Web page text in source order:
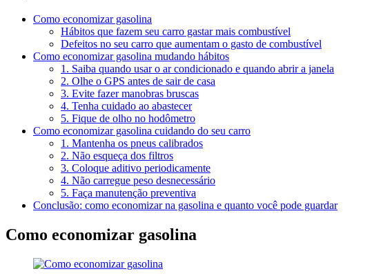
Como economizar gasolina
Hábitos que fazem seu carro gastar mais combustível
Defeitos no seu carro que aumentam o gasto de combustível
Como economizar gasolina mudando hábitos
1. Saiba quando usar o ar condicionado e quando abrir a janela
2. Olhe o GPS antes de sair de casa
3. Evite fazer manobras bruscas
4. Tenha cuidado ao abastecer
5. Fique de olho no hodômetro
Como economizar gasolina cuidando do seu carro
1. Mantenha os pneus calibrados
2. Não esqueça dos filtros
3. Coloque aditivo periodicamente
4. Não carregue peso desnecessário
5. Faça manutenção preventiva
Conclusão: como economizar na gasolina e quanto você pode guardar
Como economizar gasolina